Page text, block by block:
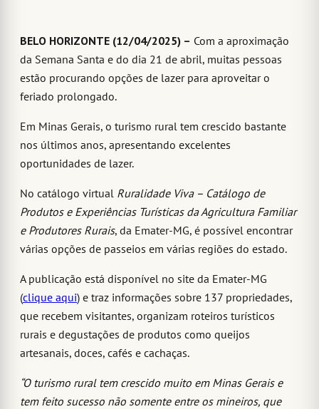
BELO HORIZONTE (12/04/2025) – Com a aproximação
da Semana Santa e do dia 21 de abril, muitas pessoas
estão procurando opções de lazer para aproveitar o
feriado prolongado.
Em Minas Gerais, o turismo rural tem crescido bastante
nos últimos anos, apresentando excelentes
oportunidades de lazer.
No catálogo virtual Ruralidade Viva – Catálogo de
Produtos e Experiências Turísticas da Agricultura Familiar
e Produtores Rurais, da Emater-MG, é possível encontrar
várias opções de passeios em várias regiões do estado.
A publicação está disponível no site da Emater-MG
(clique aqui) e traz informações sobre 137 propriedades,
que recebem visitantes, organizam roteiros turísticos
rurais e degustações de produtos como queijos
artesanais, doces, cafés e cachaças.
“O turismo rural tem crescido muito em Minas Gerais e
tem feito sucesso não somente entre os mineiros, que